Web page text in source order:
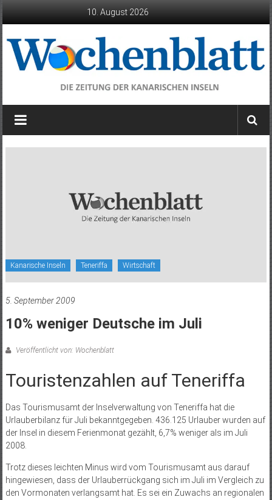
10. August 2026
Wochenblatt
die
Kanarische Inseln Teneriffa Wirtschaft
5. September 2009
10% weniger Deutsche im Juli
Veröffentlicht von: Wochenblatt
Touristenzahlen auf Teneriffa
Das Tourismusamt der Inselverwaltung von Teneriffa hat die
Urlauberbilanz für Juli bekanntgegeben. 436.125 Urlauber wurden auf
der Insel in diesem Ferienmonat gezählt, 6,7% weniger als im Juli
2008.
Trotz dieses leichten Minus wird vom Tourismusamt aus darauf
hingewiesen, dass der Urlauberrückgang sich im Juli im Vergleich zu
den Vormonaten verlangsamt hat. Es sei ein Zuwachs an regionalen